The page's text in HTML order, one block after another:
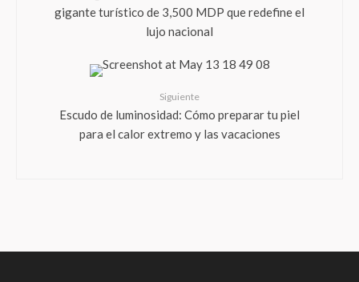
gigante turístico de 3,500 MDP que redefine el
lujo nacional
Siguiente
Escudo de luminosidad: Cómo preparar tu piel
para el calor extremo y las vacaciones